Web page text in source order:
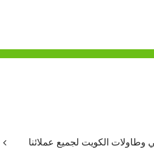
وطاولات الكويت لجميع عملائنا